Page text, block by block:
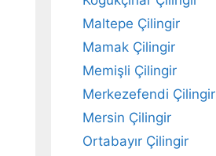
Maltepe Çilingir
Mamak Çilingir
Memişli Çilingir
Merkezefendi Çilingir
Mersin Çilingir
Ortabayır Çilingir